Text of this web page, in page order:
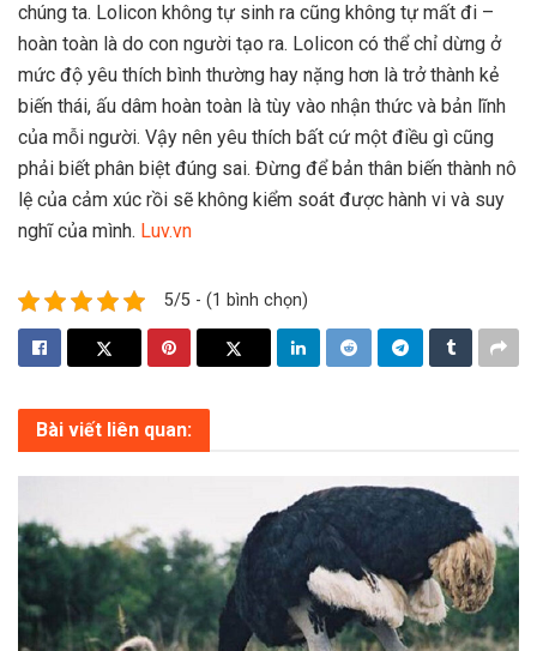
chúng ta. Lolicon không tự sinh ra cũng không tự mất đi –
hoàn toàn là do con người tạo ra. Lolicon có thể chỉ dừng ở
mức độ yêu thích bình thường hay nặng hơn là trở thành kẻ
biến thái, ấu dâm hoàn toàn là tùy vào nhận thức và bản lĩnh
của mỗi người. Vậy nên yêu thích bất cứ một điều gì cũng
phải biết phân biệt đúng sai. Đừng để bản thân biến thành nô
lệ của cảm xúc rồi sẽ không kiểm soát được hành vi và suy
nghĩ của mình. Luv.vn
5/5 - (1 bình chọn)
Bài viết liên quan: